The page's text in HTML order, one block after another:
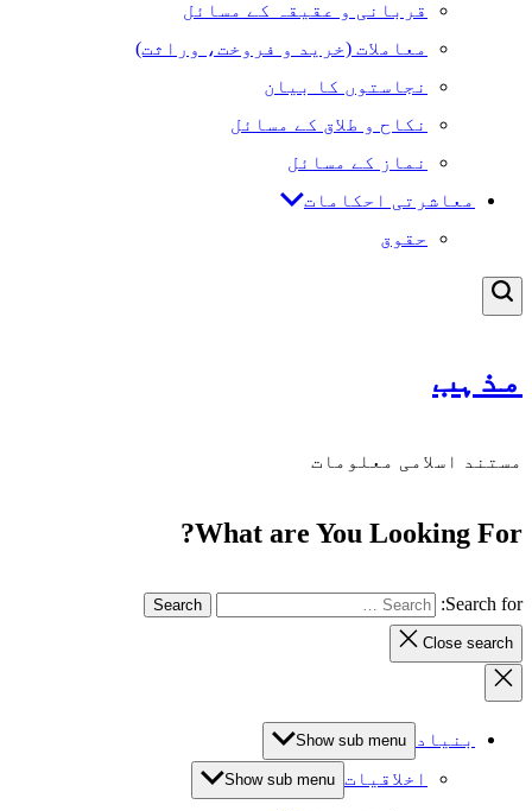
قربانی و عقیقہ کے مسائل
معاملات (خرید و فروخت، وراثت)
نجاستوں کا بیان
نکاح و طلاق کے مسائل
نماز کے مسائل
معاشرتی احکامات
حقوق
مذہب
مستند اسلامی معلومات
What are You Looking For?
Search for:
Close search
بنیاد Show sub menu
اخلاقیات Show sub menu